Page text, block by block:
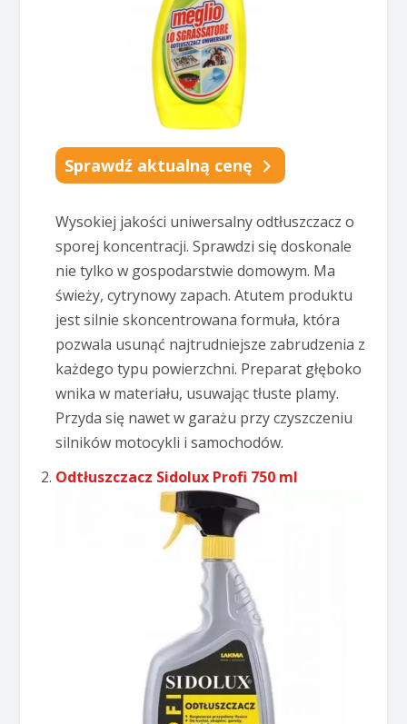
Sprawdź aktualną cenę
Wysokiej jakości uniwersalny odtłuszczacz o
sporej koncentracji. Sprawdzi się doskonale
nie tylko w gospodarstwie domowym. Ma
świeży, cytrynowy zapach. Atutem produktu
jest silnie skoncentrowana formuła, która
pozwala usunąć najtrudniejsze zabrudzenia z
każdego typu powierzchni. Preparat głęboko
wnika w materiału, usuwając tłuste plamy.
Przyda się nawet w garażu przy czyszczeniu
silników motocykli i samochodów.
Odtłuszczacz Sidolux Profi 750 ml